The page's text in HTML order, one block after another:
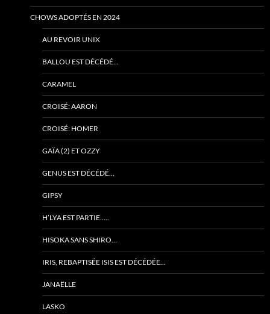
CHOWS ADOPTÉS EN 2024
AU REVOIR UNIX
BALLOU EST DÉCÉDÉ…
CARAMEL
CROISÉ: AARON
CROISÉ: HOMER
GAÏA (2) ET OZZY
GENUS EST DÉCÉDÉ…
GIPSY
H’LYA EST PARTIE…..
HISOKA SANS SHIRO…
IRIS, REBAPTISÉE ISIS EST DÉCÉDÉE…
JANAËLLE
LASKO